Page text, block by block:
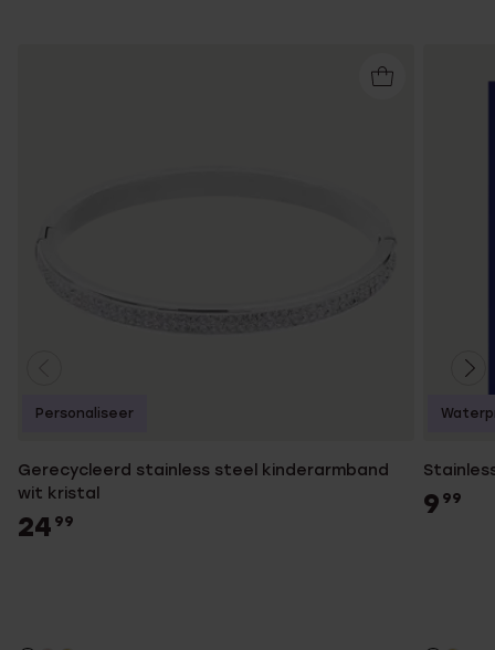
Gerecycleerd stainless steel kinderarmband
wit kristal
24 99
Personaliseer
9 99